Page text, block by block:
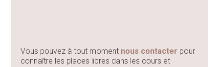
Vous pouvez à tout moment nous contacter pour
connaître les places libres dans les cours et